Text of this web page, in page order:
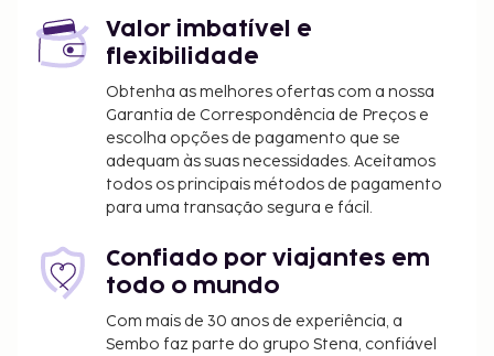
Valor imbatível e
flexibilidade
Obtenha as melhores ofertas com a nossa
Garantia de Correspondência de Preços e
escolha opções de pagamento que se
adequam às suas necessidades. Aceitamos
todos os principais métodos de pagamento
para uma transação segura e fácil.
Confiado por viajantes em
todo o mundo
Com mais de 30 anos de experiência, a
Sembo faz parte do grupo Stena, confiável